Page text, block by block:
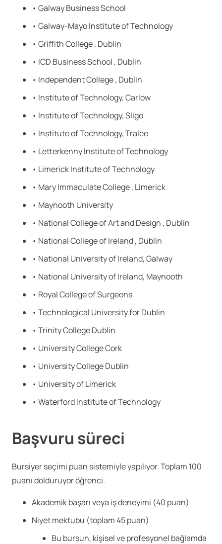
• Galway Business School
• Galway-Mayo Institute of Technology
• Griffith College , Dublin
• ICD Business School , Dublin
• Independent College , Dublin
• Institute of Technology, Carlow
• Institute of Technology, Sligo
• Institute of Technology, Tralee
• Letterkenny Institute of Technology
• Limerick Institute of Technology
• Mary Immaculate College , Limerick
• Maynooth University
• National College of Art and Design , Dublin
• National College of Ireland , Dublin
• National University of Ireland, Galway
• National University of Ireland, Maynooth
• Royal College of Surgeons
• Technological University for Dublin
• Trinity College Dublin
• University College Cork
• University College Dublin
• University of Limerick
• Waterford Institute of Technology
Başvuru süreci
Bursiyer seçimi puan sistemiyle yapılıyor. Toplam 100
puanı dolduruyor öğrenci.
Akademik başarı veya iş deneyimi (40 puan)
Niyet mektubu (toplam 45 puan)
Bu bursun, kişisel ve profesyonel bağlamda